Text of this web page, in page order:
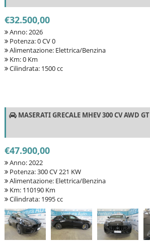
€32.500,00
Anno: 2026
Potenza: 0 CV 0
Alimentazione: Elettrica/Benzina
Km: 0 Km
Cilindrata: 1500 cc
MASERATI GRECALE MHEV 300 CV AWD GT
€47.900,00
Anno: 2022
Potenza: 300 CV 221 KW
Alimentazione: Elettrica/Benzina
Km: 110190 Km
Cilindrata: 1995 cc